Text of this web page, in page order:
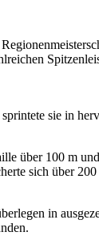
sie in
über 100 m
sich über
in